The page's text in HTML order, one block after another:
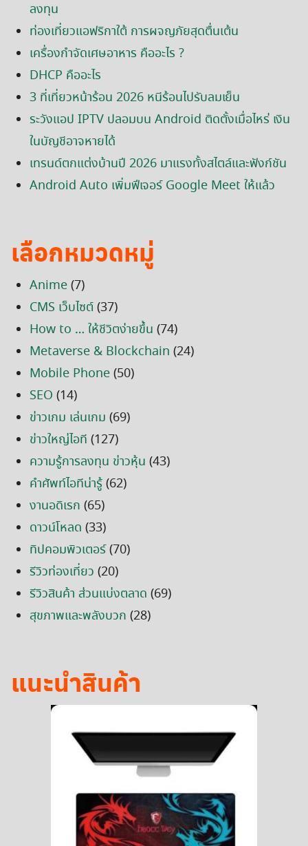
ลงทุน
ท่องเที่ยวแอฟริกาใต้ การผจญภัยสุดตื่นเต้น
เครื่องกำจัดเศษอาหาร คืออะไร ?
DHCP คืออะไร
3 ที่เที่ยวหน้าร้อน 2026 หนีร้อนไปรับลมเย็น
ระวังแอป IPTV ปลอมบน Android ติดตั้งเมื่อไหร่ เงิน
ในบัญชีอาจหายได้
เทรนด์ตกแต่งบ้านปี 2026 มาแรงทั้งสไตล์และฟังก์ชัน
Android Auto เพิ่มฟีเจอร์ Google Meet ให้แล้ว
เลือกหมวดหมู่
Anime(7)
CMS เว็บไซต์(37)
How to … ให้ชีวิตง่ายขึ้น (74)
Metaverse & Blockchain (24)
Mobile Phone(50)
SEO (14)
ข่าวเกม เล่นเกม (69)
ข่าวใหญ่ไอที (127)
ความรู้การลงทุน ข่าวหุ้น (43)
คำศัพท์ไอทีน่ารู้(62)
งานอดิเรก (65)
ดาวน์โหลด (33)
ทิปคอมพิวเตอร์(70)
รีวิวท่องเที่ยว (20)
รีวิวสินค้า ส่วนแบ่งตลาด (69)
สุขภาพและพลังบวก (28)
แนะนำสินค้า